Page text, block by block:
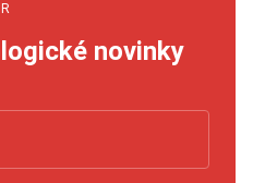
novinky